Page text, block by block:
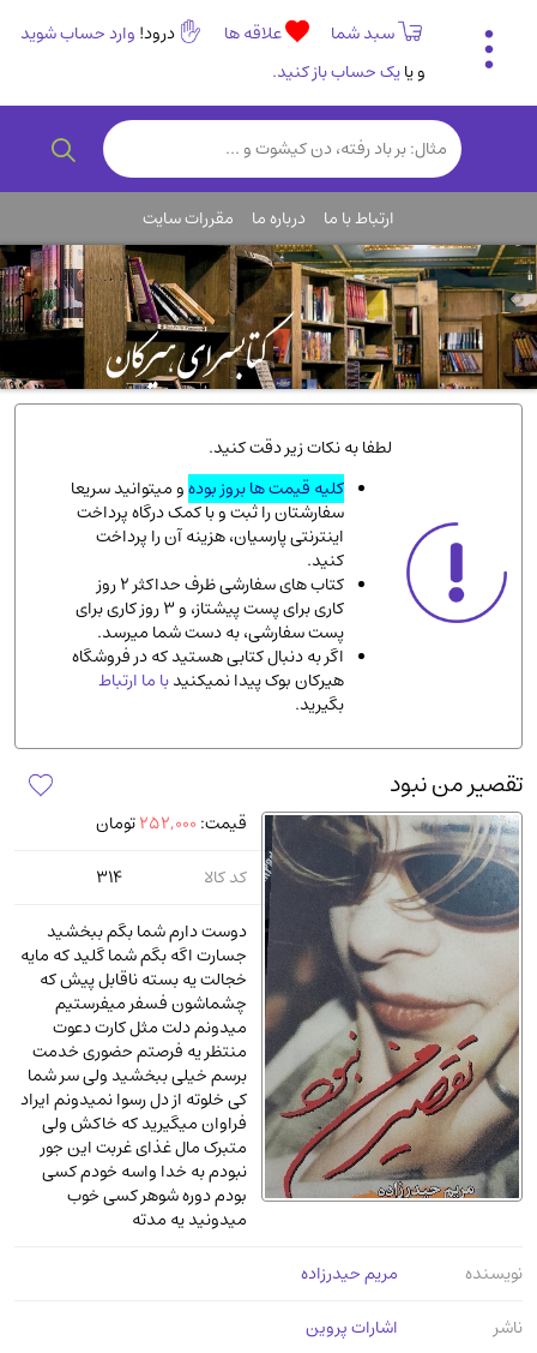
سبد شما علاقه ها درود! وارد حساب شوید
و یایک حساب باز کنید.
تاریخی و فرهنگی
(838)
رمان و داستان ایرانی(307)
روانشناسی(357)
انگلیسی و زبان خارجی(14)
کودکان و نوجوانان(76)
کتب نادر و کمیاب(19)
روانشناسی(112)
طب گیاهی و سنتی(45)
فلسفه و جامعه شناسی(151)
ادبیات و شعر
ادیان و مذاهب
دانشگاهی و آموزشی
اقتصادی، بازاریابی و مالی(56)
پزشکی(140)
کامپیوتر و نرم افزار
ورزشی و تربیت بدنی(34)
آشپزی و خوراکی(25)
سرگرمی و بازی(7)
رمان و داستان خارجی(489)
حقوقی و قانون(47)
کتاب های مصور رنگی و گلاسه(23)
عرفانی و سلوک(45)
الکترونیک(11)
دایره المعارف و فرهنگ(13)
سینما و فیلم
کتاب های قدیمی دینی و مذهبی
ارتباط با ما درباره ما مقررات سایت
لطفا به نکات زیر دقت کنید.
کلیه قیمت ها بروز بودهو میتوانید سریعا
سفارشتان را ثبت و با کمک درگاه پرداخت
اینترنتی پارسیان، هزینه آن را پرداخت
کنید.
کتاب های سفارشی ظرف حداکثر 2 روز
کاری برای پست پیشتاز، و 3 روز کاری برای
پست سفارشی، به دست شما میرسد.
اگر به دنبال کتابی هستید که در فروشگاه
هیرکان بوک پیدا نمیکنیدبا ما ارتباط
بگیرید.
تقصیر من نبود
قیمت: 252,000تومان
کد کالا
314
دوست دارم شما بگم ببخشید
جسارت اگه بگم شما گلید که مایه
خجالت یه بسته ناقابل پیش که
چشماشون فسفر میفرستیم
میدونم دلت مثل کارت دعوت
منتظر یه فرصتم حضوری خدمت
برسم خیلی ببخشید ولی سر شما
کی خلوته از دل رسوا نمیدونم ایراد
فراوان میگیرید که خاکش ولی
متبرک مال غذای غربت این جور
نبودم به خدا واسه خودم کسی
بودم دوره شوهر کسی خوب
میدونید یه مدته
نویسنده
مریم حیدرزاده
ناشر
اشارات پروین